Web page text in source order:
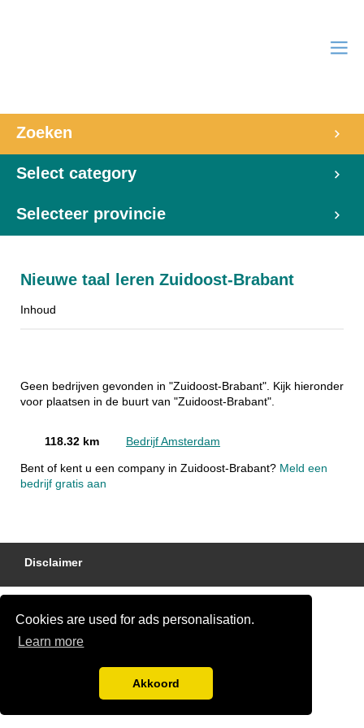
Cookies are used for ads personalisation.
Learn more
Akkoord
Zoeken
Select category
Selecteer provincie
Nieuwe taal leren Zuidoost-Brabant
Inhoud
Geen bedrijven gevonden in "Zuidoost-Brabant". Kijk hieronder
voor plaatsen in de buurt van "Zuidoost-Brabant".
118.32 km Bedrijf Amsterdam
Bent of kent u een company in Zuidoost-Brabant? Meld een
bedrijf gratis aan
Disclaimer